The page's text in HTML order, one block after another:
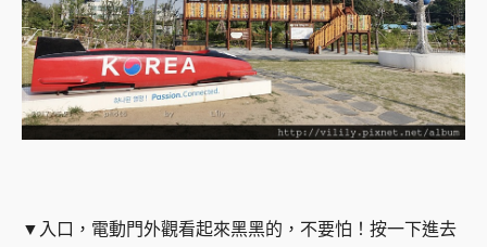
▼入口，電動門外觀看起來黑黑的，不要怕！按一下進去